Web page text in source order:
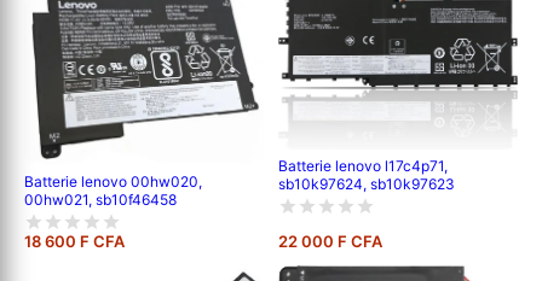
Batterie lenovo 00hw020,
00hw021, sb10f46458
18 600 F CFA
Batterie lenovo l17c4p71,
sb10k97624, sb10k97623
22 000 F CFA